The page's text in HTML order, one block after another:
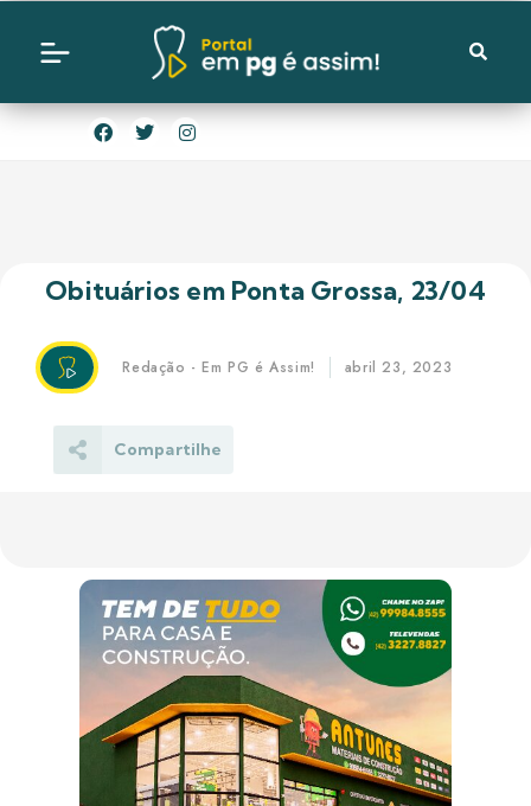
Obituários em Ponta Grossa, 23/04
Redação - Em PG é Assim! abril 23, 2023
Compartilhe